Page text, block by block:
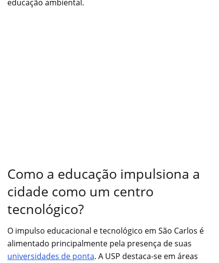
educação ambiental.
Como a educação impulsiona a
cidade como um centro
tecnológico?
O impulso educacional e tecnológico em São Carlos é
alimentado principalmente pela presença de suas
universidades de ponta. A USP destaca-se em áreas